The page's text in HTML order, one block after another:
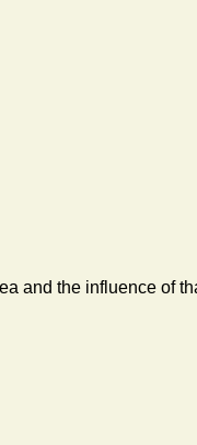
and the influence of